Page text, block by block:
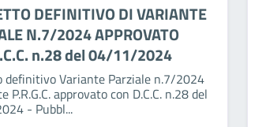
DEFINITIVO DI VARIANTE
N.7/2024 APPROVATO
n.28 del 04/11/2024
definitivo Variante Parziale n.7/2024
P.R.G.C. approvato con D.C.C. n.28 del
- Pubbl...